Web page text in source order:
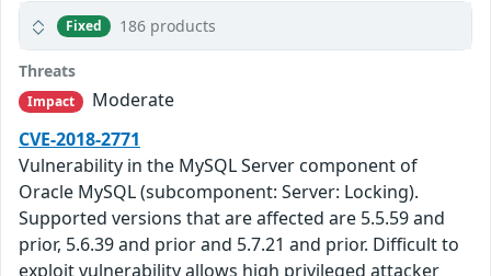
Fixed 186 products
Threats
Impact
Moderate
CVE-2018-2771
Vulnerability in the MySQL Server component of
Oracle MySQL (subcomponent: Server: Locking).
Supported versions that are affected are 5.5.59 and
prior, 5.6.39 and prior and 5.7.21 and prior. Difficult to
exploit vulnerability allows high privileged attacker